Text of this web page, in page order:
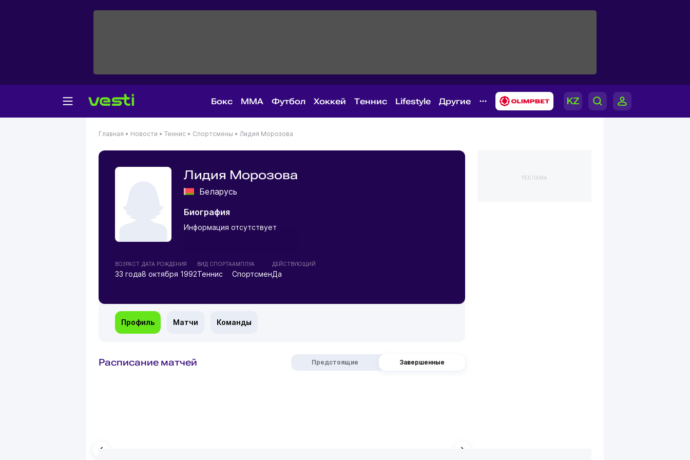
Бокс MMA Футбол Хоккей Теннис Lifestyle Другие
Главная • Новости • Теннис • Спортсмены • Лидия Морозова
Лидия Морозова
Беларусь
Биография
Информация отсутствует
ВОЗРАСТ
33 года
ДАТА РОЖДЕНИЯ
8 октября 1992
ВИД СПОРТА
Теннис
АМПЛУА
Спортсмен
ДЕЙСТВУЮЩИЙ
Да
Профиль Матчи Команды
Расписание матчей Предстоящие Завершенные
РЕКЛАМА